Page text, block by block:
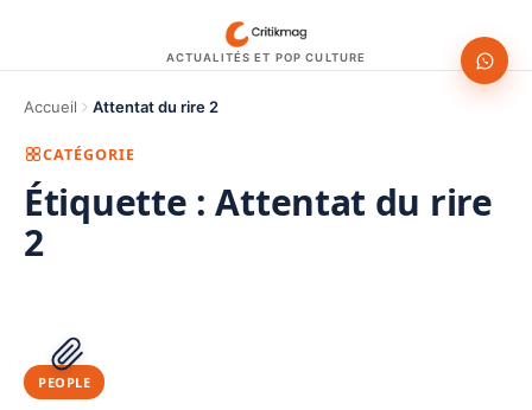
ACTUALITÉS ET POP CULTURE
Accueil Attentat du rire 2
CATÉGORIE
Étiquette :Attentat du rire
2
PUBLICITÉ
PEOPLE